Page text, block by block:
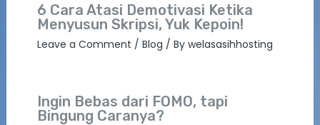
6 Cara Atasi Demotivasi Ketika
Menyusun Skripsi, Yuk Kepoin!
Leave a Comment / Blog / By welasasihhosting
Ingin Bebas dari FOMO, tapi
Bingung Caranya?